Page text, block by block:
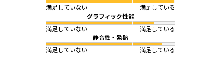
満足していない
満足している
グラフィック性能
満足していない
満足している
静音性・発熱
満足していない
満足している